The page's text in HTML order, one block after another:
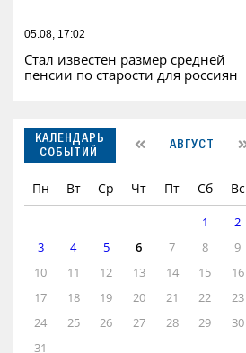
05.08, 17:02
Стал известен размер средней
пенсии по старости для россиян
КАЛЕНДАРЬ
СОБЫТИЙ
АВГУСТ
Пн Вт Ср Чт Пт Сб Вс
1
2
3
4 5 6 7 8
9
10
11 12 13 14 15
16
17
18 19 20 21 22
23
24
25 26 27 28 29
30
31